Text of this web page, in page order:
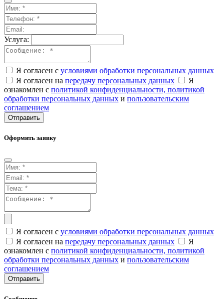
Услуга:
Я согласен с условиями обработки персональных данных
Я согласен на передачу персональных данных
Я
ознакомлен с политикой конфиденциальности, политикой
обработки персональных данных и пользовательским
соглашением
Отправить
Оформить заявку
Я согласен с условиями обработки персональных данных
Я согласен на передачу персональных данных
Я
ознакомлен с политикой конфиденциальности, политикой
обработки персональных данных и пользовательским
соглашением
Отправить